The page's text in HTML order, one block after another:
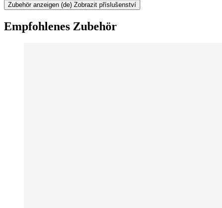
Zubehör anzeigen (de) Zobrazit příslušenství
Empfohlenes Zubehör